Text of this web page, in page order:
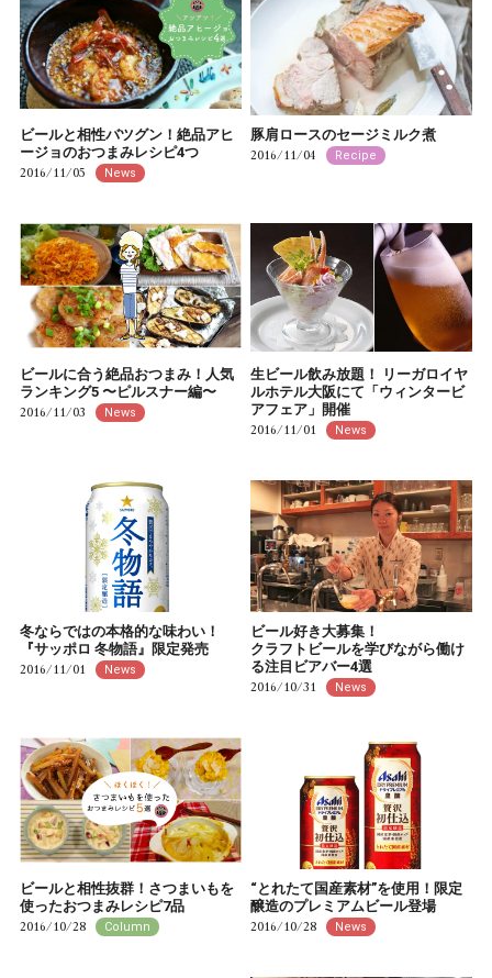
ビールと相性バツグン！絶品アヒ
ージョのおつまみレシピ4つ
2016/11/05 News
豚肩ロースのセージミルク煮
2016/11/04 Recipe
ビールに合う絶品おつまみ！人気
ランキング5 〜ピルスナー編〜
2016/11/03 News
生ビール飲み放題！ リーガロイヤ
ルホテル大阪にて「ウィンタービ
アフェア」開催
2016/11/01 News
冬ならではの本格的な味わい！
『サッポロ 冬物語』限定発売
2016/11/01 News
ビール好き大募集！
クラフトビールを学びながら働け
る注目ビアバー4選
2016/10/31 News
ビールと相性抜群！さつまいもを
使ったおつまみレシピ7品
2016/10/28 Column
“とれたて国産素材”を使用！限定
醸造のプレミアムビール登場
2016/10/28 News